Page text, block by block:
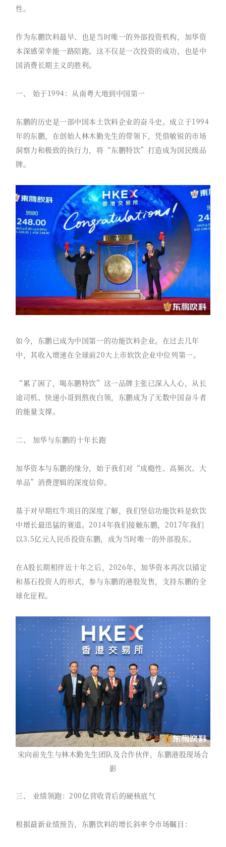
性。
作为东鹏饮料最早、也是当时唯一的外部投资机构，加华资
本深感荣幸能一路陪跑。这不仅是一次投资的成功，也是中
国消费长期主义的胜利。
一、 始于1994：从南粤大地到中国第一
东鹏的历史是一部中国本土饮料企业的奋斗史。成立于1994
年的东鹏，在创始人林木勤先生的带领下，凭借敏锐的市场
洞察力和极致的执行力，将“东鹏特饮”打造成为国民级品
牌。
如今，东鹏已成为中国第一的功能饮料企业。在过去几年
中，其收入增速在全球前20大上市软饮企业中位列第一。
“累了困了，喝东鹏特饮”这一品牌主张已深入人心，从长
途司机、快递小哥到熬夜白领，东鹏成为了无数中国奋斗者
的能量支撑。
二、 加华与东鹏的十年长跑
加华资本与东鹏的缘分，始于我们对“成瘾性、高频次、大
单品”消费逻辑的深度信仰。
基于对早期红牛项目的深度了解，我们坚信功能饮料是软饮
中增长最迅猛的赛道。2014年我们接触东鹏，2017年我们
以3.5亿元人民币投资东鹏，成为当时唯一的外部股东。
在A股长期相伴近十年之后，2026年，加华资本再次以锚定
和基石投资人的形式，参与东鹏的港股发售，支持东鹏的全
球化征程。
宋向前先生与林木勤先生团队及合作伙伴，东鹏港股现场合
影
三、 业绩领跑：200亿营收背后的硬核底气
根据最新业绩预告，东鹏饮料的增长斜率令市场瞩目：